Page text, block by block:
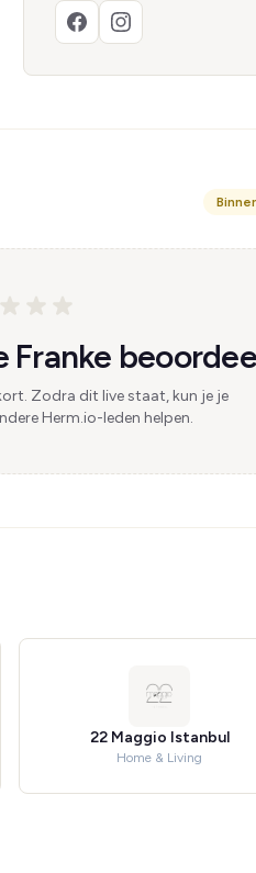
Franke
Zodra dit live staat, kun je je
Herm.io-leden helpen.
22 Maggio Istanbul
Home & Living